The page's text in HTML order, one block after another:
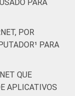
PARA
POR
PARA
QUE
APLICATIVOS